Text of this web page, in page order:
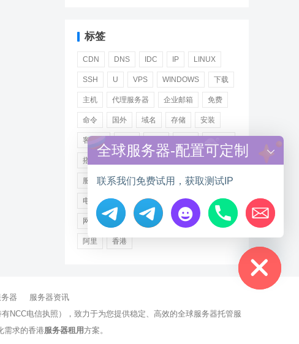
标签
CDN DNS IDC IP LINUX
SSH U VPS WINDOWS 下载
主机 代理服务器 企业邮箱 免费
命令 国外 域名 存储 安装
客户端
搭建 操作步骤 文件 服务
服务器 注册 海外 游戏 用户
电讯 登录 百度 租用 网站
网络 腾讯 虚拟主机 证书 配置
阿里 香港
器
服务器资讯
NCC电信执照），致力于为您提供稳定、高效的全球服务器托管服
需求的香港服务器租用方案。
Hide chaty
全球服务器-配置可定制
联系我们免费试用，获取测试IP